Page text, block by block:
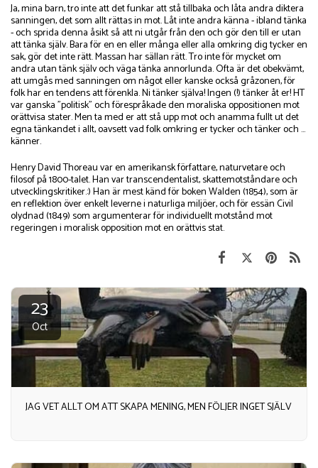
Ja, mina barn, tro inte att det funkar att stå tillbaka och låta andra diktera
sanningen, det som allt rättas in mot. Låt inte andra känna - ibland tänka
- och sprida denna åsikt så att ni utgår från den och gör den till er utan
att tänka själv. Bara för en en eller många eller alla omkring dig tycker en
sak, gör det inte rätt. Massan har sällan rätt. Tro inte för mycket om
andra utan tänk själv och väga tänka annorlunda. Ofta är det obekvämt,
att umgås med sanningen om något eller kanske också gråzonen, för
folk har en tendens att förenkla. Ni tänker själva! Ingen (!) tänker åt er! HT
var ganska "politisk" och förespråkade den moraliska oppositionen mot
orättvisa stater. Men ta med er att stå upp mot och anamma fullt ut det
egna tänkandet i allt, oavsett vad folk omkring er tycker och tänker och ...
känner.
Henry David Thoreau var en amerikansk författare, naturvetare och
filosof på 1800-talet. Han var transcendentalist, skattemotståndare och
utvecklingskritiker.:) Han är mest känd för boken Walden (1854), som är
en reflektion över enkelt leverne i naturliga miljöer, och för essän Civil
olydnad (1849) som argumenterar för individuellt motstånd mot
regeringen i moralisk opposition mot en orättvis stat.
23
Oct
JAG VET ALLT OM ATT SKAPA MENING, MEN FÖLJER INGET SJÄLV